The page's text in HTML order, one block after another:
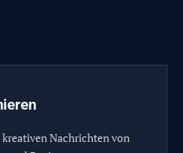
Nachrichten von